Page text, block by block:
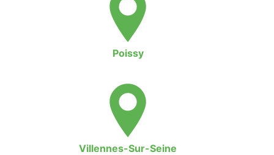
Poissy
Villennes-Sur-Seine